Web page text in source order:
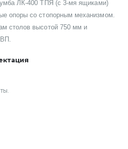
ЛК-400 ТПЯ (с 3-мя ящиками)
опоры со стопорным механизмом.
столов высотой 750 мм и